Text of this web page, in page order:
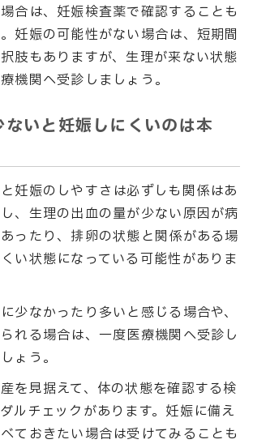
合は、妊娠検査薬で確認することも
妊娠の可能性がない場合は、短期間
肢もありますが、生理が来ない状態
機関へ受診しましょう。
いと妊娠しにくいのは本
妊娠のしやすさは必ずしも関係はあ
、生理の出血の量が少ない原因が病
ったり、排卵の状態と関係がある場
い状態になっている可能性がありま
少なかったり多いと感じる場合や、
れる場合は、一度医療機関へ受診し
ょう。
を見据えて、体の状態を確認する検
ルチェックがあります。妊娠に備え
ておきたい場合は受けてみることも